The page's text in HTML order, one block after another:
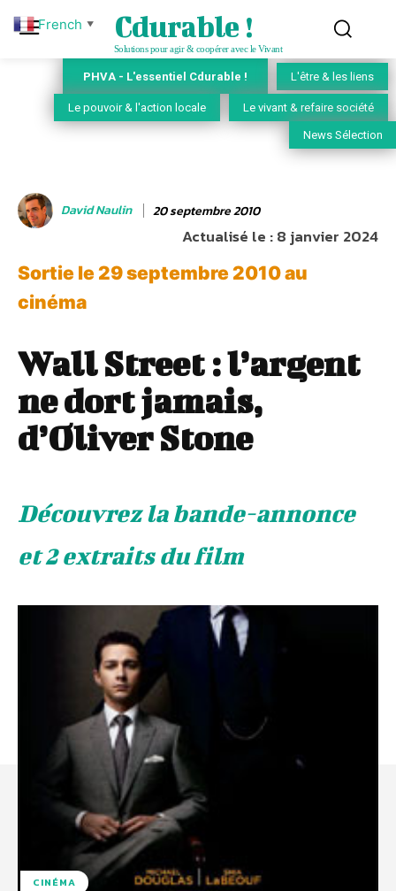
Cdurable !
Solutions pour agir & coopérer avec le Vivant
PHVA - L'essentiel Cdurable ! L'être & les liens
Le pouvoir & l'action locale Le vivant & refaire société
News Sélection
David Naulin 20 septembre 2010
Actualisé le :8 janvier 2024
Sortie le 29 septembre 2010 au
cinéma
Wall Street : l’argent
ne dort jamais,
d’Oliver Stone
Découvrez la bande-annonce
et 2 extraits du film
CINÉMA
French ▼